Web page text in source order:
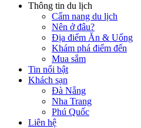
Thông tin du lịch
Cẩm nang du lịch
Nên ở đâu?
Địa điểm Ăn & Uống
Khám phá điểm đến
Mua sắm
Tin nổi bật
Khách sạn
Đà Nẵng
Nha Trang
Phú Quốc
Liên hệ